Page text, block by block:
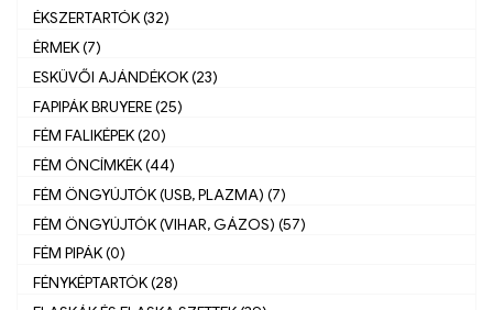
ÉKSZERTARTÓK (32)
ÉRMEK (7)
ESKÜVŐI AJÁNDÉKOK (23)
FAPIPÁK BRUYERE (25)
FÉM FALIKÉPEK (20)
FÉM ÓNCÍMKÉK (44)
FÉM ÖNGYÚJTÓK (USB, PLAZMA) (7)
FÉM ÖNGYÚJTÓK (VIHAR, GÁZOS) (57)
FÉM PIPÁK (0)
FÉNYKÉPTARTÓK (28)